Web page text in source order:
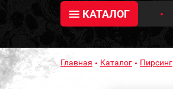
КАТАЛОГ
Главная Каталог Пирсинг